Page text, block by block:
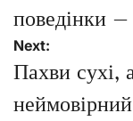
поведінки
Next:
Пахви